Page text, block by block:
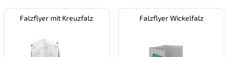
Falzflyer mit Kreuzfalz Falzflyer Wickelfalz